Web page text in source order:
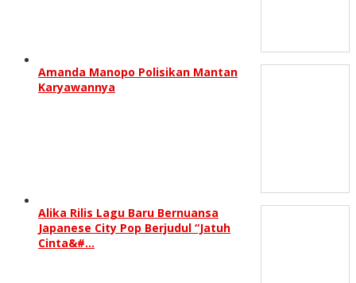
Amanda Manopo Polisikan Mantan
Karyawannya
Alika Rilis Lagu Baru Bernuansa
Japanese City Pop Berjudul “Jatuh
Cinta&#…